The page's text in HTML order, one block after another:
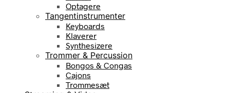
Optagere
Tangentinstrumenter
Keyboards
Klaverer
Synthesizere
Trommer & Percussion
Bongos & Congas
Cajons
Trommesæt